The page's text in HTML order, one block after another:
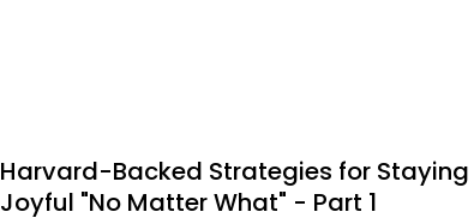
Harvard-Backed Strategies for Staying
Joyful "No Matter What" - Part 1